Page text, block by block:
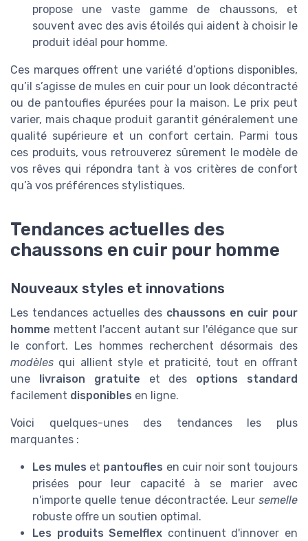
propose une vaste gamme de chaussons, et
souvent avec des avis étoilés qui aident à choisir le
produit idéal pour homme.
Ces marques offrent une variété d’options disponibles,
qu’il s’agisse de mules en cuir pour un look décontracté
ou de pantoufles épurées pour la maison. Le prix peut
varier, mais chaque produit garantit généralement une
qualité supérieure et un confort certain. Parmi tous
ces produits, vous retrouverez sûrement le modèle de
vos rêves qui répondra tant à vos critères de confort
qu’à vos préférences stylistiques.
Tendances actuelles des
chaussons en cuir pour homme
Nouveaux styles et innovations
Les tendances actuelles des chaussons en cuir pour
homme mettent l'accent autant sur l'élégance que sur
le confort. Les hommes recherchent désormais des
modèles qui allient style et praticité, tout en offrant
une livraison gratuite et des options standard
facilement disponibles en ligne.
Voici quelques-unes des tendances les plus
marquantes :
Les mules et pantoufles en cuir noir sont toujours
prisées pour leur capacité à se marier avec
n'importe quelle tenue décontractée. Leur semelle
robuste offre un soutien optimal.
Les produits Semelflex continuent d'innover en